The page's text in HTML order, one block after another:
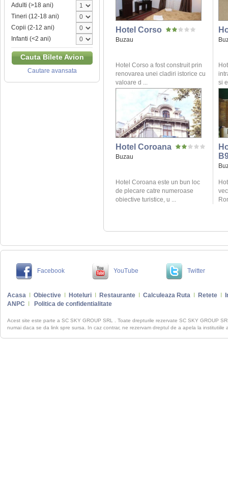
Adulti (>18 ani)
Tineri (12-18 ani)
Copii (2-12 ani)
Infanti (<2 ani)
Cauta Bilete Avion
Cautare avansata
Hotel Corso
Buzau
Hotel Corso a fost construit prin
renovarea unei cladiri istorice cu
valoare d ...
si
Hotel Coroana
Buzau
Hotel Coroana este un bun loc
de plecare catre numeroase
obiective turistice, u ...
Facebook YouTube Twitter
Acasa Obiective Hoteluri Restaurante Calculeaza Ruta Retete
ANPC
Politica de confidentialitate
Acest site este parte a SC SKY GROUP SRL . Toate drepturile rezervate SC SKY GROUP
numai daca se da link spre sursa. In caz contrar, ne rezervam dreptul de a apela la institutiile